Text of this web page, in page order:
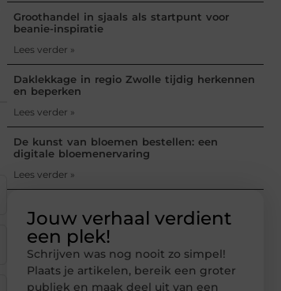
Groothandel in sjaals als startpunt voor
beanie-inspiratie
Lees verder »
Daklekkage in regio Zwolle tijdig herkennen
en beperken
Lees verder »
De kunst van bloemen bestellen: een
digitale bloemenervaring
Lees verder »
Jouw verhaal verdient
een plek!
Schrijven was nog nooit zo simpel!
Plaats je artikelen, bereik een groter
publiek en maak deel uit van een